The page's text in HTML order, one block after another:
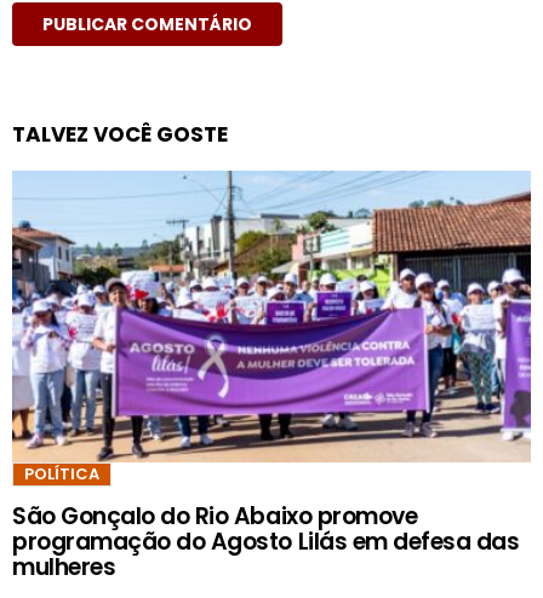
TALVEZ VOCÊ GOSTE
POLÍTICA
São Gonçalo do Rio Abaixo promove
programação do Agosto Lilás em defesa das
mulheres